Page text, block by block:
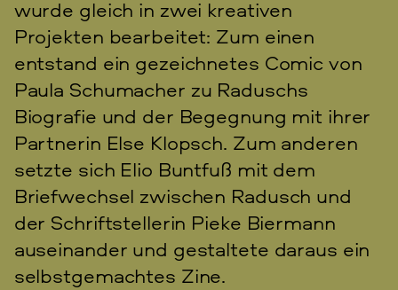
wurde gleich in zwei kreativen
Projekten bearbeitet: Zum einen
entstand ein gezeichnetes Comic von
Paula Schumacher zu Raduschs
Biografie und der Begegnung mit ihrer
Partnerin Else Klopsch. Zum anderen
setzte sich Elio Buntfuß mit dem
Briefwechsel zwischen Radusch und
der Schriftstellerin Pieke Biermann
auseinander und gestaltete daraus ein
selbstgemachtes Zine.